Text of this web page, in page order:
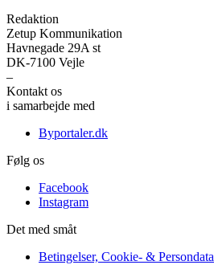
Redaktion
Zetup Kommunikation
Havnegade 29A st
DK-7100 Vejle
–
Kontakt os
i samarbejde med
Byportaler.dk
Følg os
Facebook
Instagram
Det med småt
Betingelser, Cookie- & Persondata